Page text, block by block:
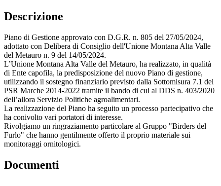
Descrizione
Piano di Gestione approvato con D.G.R. n. 805 del 27/05/2024,
adottato con Delibera di Consiglio dell'Unione Montana Alta Valle
del Metauro n. 9 del 14/05/2024.
L’Unione Montana Alta Valle del Metauro, ha realizzato, in qualità
di Ente capofila, la predisposizione del nuovo Piano di gestione,
utilizzando il sostegno finanziario previsto dalla Sottomisura 7.1 del
PSR Marche 2014-2022 tramite il bando di cui al DDS n. 403/2020
dell’allora Servizio Politiche agroalimentari.
La realizzazione del Piano ha seguito un processo partecipativo che
ha conivolto vari portatori di interesse.
Rivolgiamo un ringraziamento particolare al Gruppo "Birders del
Furlo" che hanno gentilmente offerto il proprio materiale sui
monitoraggi ornitologici.
Documenti